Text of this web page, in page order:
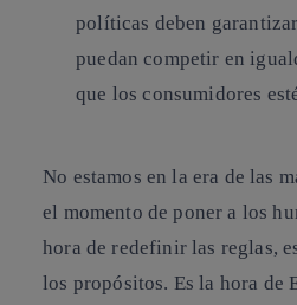
políticas deben
puedan competir en
que los consumidores
No estamos en la era de las
el momento de poner a los
hora de redefinir las reglas,
los propósitos. Es la hora de